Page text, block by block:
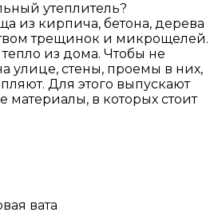
утеплитель?
из кирпича, бетона, дерева
трещинок и микрощелей.
из дома. Чтобы не
улице, стены, проемы в них,
Для этого выпускают
материалы, в которых стоит